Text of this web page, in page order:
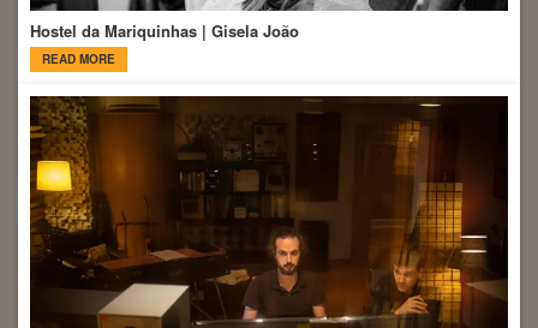
Hostel da Mariquinhas | Gisela João
READ MORE